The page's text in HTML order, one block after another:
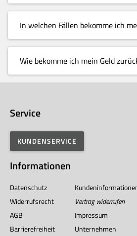
In welchen Fällen bekomme ich
Wie bekomme ich mein Geld
Service
KUNDENSERVICE
Informationen
Datenschutz
Widerrufsrecht
Vertrag widerrufen
AGB
Impressum
Barrierefreiheit
Unternehmen